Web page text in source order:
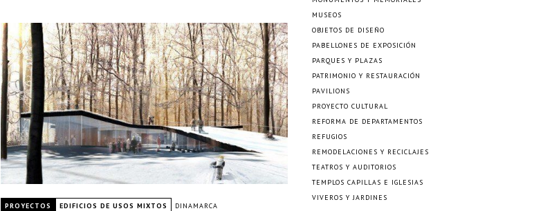
PROYECTOS EDIFICIOS DE USOS MIXTOS DINAMARCA
MUSEOS
OBJETOS DE DISEÑO
PABELLONES DE EXPOSICIÓN
PARQUES Y PLAZAS
PATRIMONIO Y RESTAURACIÓN
PAVILIONS
PROYECTO CULTURAL
REFORMA DE DEPARTAMENTOS
REFUGIOS
REMODELACIONES Y RECICLAJES
TEATROS Y AUDITORIOS
TEMPLOS CAPILLAS E IGLESIAS
VIVEROS Y JARDINES